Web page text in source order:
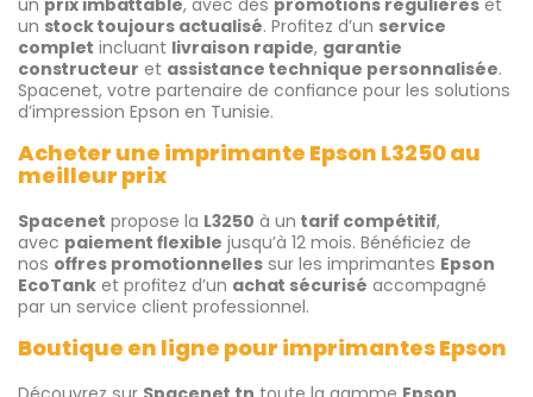
un prix imbattable, avec des promotions régulières et
un stock toujours actualisé. Profitez d’un service
complet incluant livraison rapide, garantie
constructeur et assistance technique personnalisée.
Spacenet, votre partenaire de confiance pour les solutions
d’impression Epson en Tunisie.
Acheter une imprimante Epson L3250 au
meilleur prix
Spacenet propose la L3250 à un tarif compétitif,
avec paiement flexible jusqu’à 12 mois. Bénéficiez de
nos offres promotionnelles sur les imprimantes Epson
EcoTank et profitez d’un achat sécurisé accompagné
par un service client professionnel.
Boutique en ligne pour imprimantes Epson